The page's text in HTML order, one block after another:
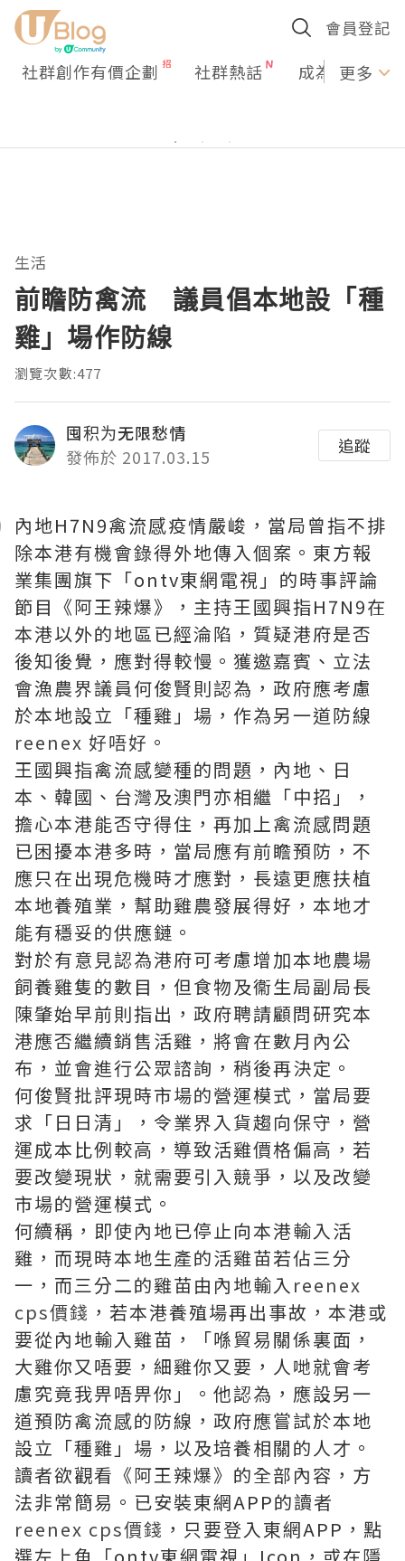
會員登記
社群創作有價企劃 社群熱話 成為U更多
生活
前瞻防禽流 議員倡本地設「種
雞」場作防線
瀏覽次數:477
囤积为无限愁情
發佈於 2017.03.15
追蹤
內地H7N9禽流感疫情嚴峻，當局曾指不排
除本港有機會錄得外地傳入個案。東方報
業集團旗下「ontv東網電視」的時事評論
節目《阿王辣爆》，主持王國興指H7N9在
本港以外的地區已經淪陷，質疑港府是否
後知後覺，應對得較慢。獲邀嘉賓、立法
會漁農界議員何俊賢則認為，政府應考慮
於本地設立「種雞」場，作為另一道防線
reenex 好唔好 。
王國興指禽流感變種的問題，內地、日
本、韓國、台灣及澳門亦相繼「中招」，
擔心本港能否守得住，再加上禽流感問題
已困擾本港多時，當局應有前瞻預防，不
應只在出現危機時才應對，長遠更應扶植
本地養殖業，幫助雞農發展得好，本地才
能有穩妥的供應鏈。
對於有意見認為港府可考慮增加本地農場
飼養雞隻的數目，但食物及衞生局副局長
陳肇始早前則指出，政府聘請顧問研究本
港應否繼續銷售活雞，將會在數月內公
布，並會進行公眾諮詢，稍後再決定。
何俊賢批評現時市場的營運模式，當局要
求「日日清」，令業界入貨趨向保守，營
運成本比例較高，導致活雞價格偏高，若
要改變現狀，就需要引入競爭，以及改變
市場的營運模式。
何續稱，即使內地已停止向本港輸入活
雞，而現時本地生產的活雞苗若佔三分
一，而三分二的雞苗由內地輸入reenex
cps價錢 ，若本港養殖場再出事故，本港或
要從內地輸入雞苗，「喺貿易關係裏面，
大雞你又唔要，細雞你又要，人哋就會考
慮究竟我畀唔畀你」。他認為，應設另一
道預防禽流感的防線，政府應嘗試於本地
設立「種雞」場，以及培養相關的人才。
讀者欲觀看《阿王辣爆》的全部內容，方
法非常簡易。已安裝東網APP的讀者
reenex cps價錢 ，只要登入東網APP，點